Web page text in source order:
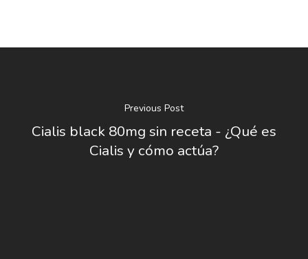
Previous Post
Cialis black 80mg sin receta - ¿Qué es
Cialis y cómo actúa?